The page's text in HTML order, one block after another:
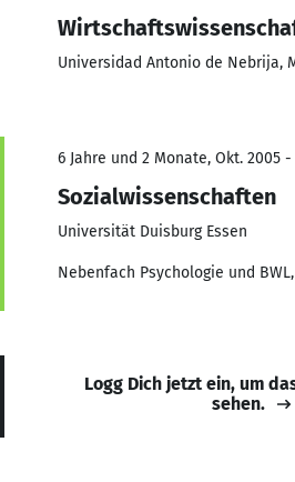
Universidad Antonio de Nebrija,
6 Jahre und 2 Monate, Okt. 2005 -
Sozialwissenschaften
Universität Duisburg Essen
Nebenfach Psychologie und
Logg Dich jetzt ein, um
sehen.